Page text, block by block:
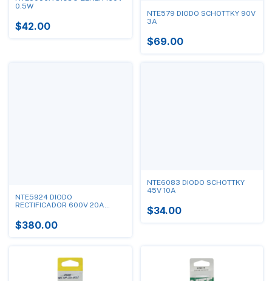
0.5W
$42.00
NTE579 DIODO SCHOTTKY 90V
3A
$69.00
NTE5924 DIODO
RECTIFICADOR 600V 20A
$380.00
NTE6083 DIODO SCHOTTKY
45V 10A
$34.00